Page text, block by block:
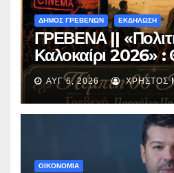
ΔΗΜΟΣ ΓΡΕΒΕΝΩΝ ΕΚΔΗΛΩΣΗ
ΓΡΕΒΕΝΑ ||
Καλοκαίρι 2026» :
με την βραβευμένη
«Μικρές Ανάσες».
ΑΥΓ 6, 2026 ΧΡΉΣΤΟΣ
ΟΙΚΟΝΟΜΙΑ